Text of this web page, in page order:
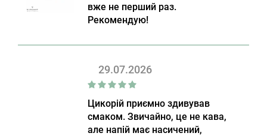
вже не перший раз.
Рекомендую!
29.07.2026
Цикорій приємно здивував
смаком. Звичайно, це не кава,
але напій має насичений,